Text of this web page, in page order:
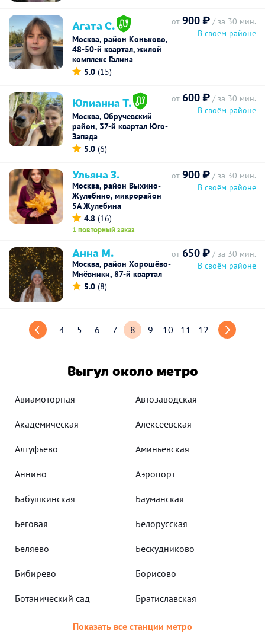
Агата С.
Москва, район Коньково,
48-50-й квартал, жилой
комплекс Галина
5.0 (15)
от 900 ₽ / за 30 мин.
В своём районе
Юлианна Т.
Москва, Обручевский
район, 37-й квартал Юго-
Запада
5.0 (6)
от 600 ₽ / за 30 мин.
В своём районе
Ульяна З.
Москва, район Выхино-
Жулебино, микрорайон
5А Жулебина
4.8 (16)
1 повторный заказ
от 900 ₽ / за 30 мин.
В своём районе
Анна М.
Москва, район Хорошёво-
Мнёвники, 87-й квартал
5.0 (8)
от 650 ₽ / за 30 мин.
В своём районе
4 5 6 7 8 9 10 11 12
Выгул около метро
Авиамоторная Автозаводская
Академическая Алексеевская
Алтуфьево Аминьевская
Аннино Аэропорт
Бабушкинская Бауманская
Беговая Белорусская
Беляево Бескудниково
Бибирево Борисово
Ботанический сад Братиславская
Показать все станции метро